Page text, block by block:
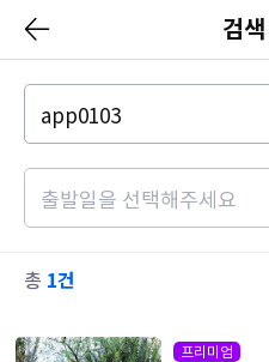
검
총 1건
프리미엄